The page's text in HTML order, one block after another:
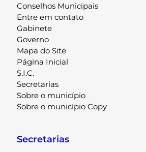
Conselhos Municipais
Entre em contato
Gabinete
Governo
Mapa do Site
Página Inicial
S.I.C.
Secretarias
Sobre o município
Sobre o município Copy
Secretarias